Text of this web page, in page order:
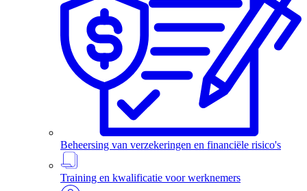
Beheersing van verzekeringen en financiële risico's
Training en kwalificatie voor werknemers